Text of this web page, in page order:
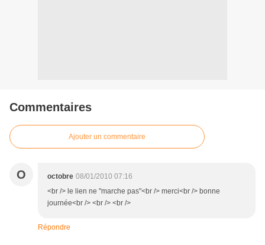
Commentaires
Ajouter un commentaire
O octobre 08/01/2010 07:16
<br /> le lien ne "marche pas"<br /> merci<br /> bonne
journée<br /> <br /> <br />
Répondre